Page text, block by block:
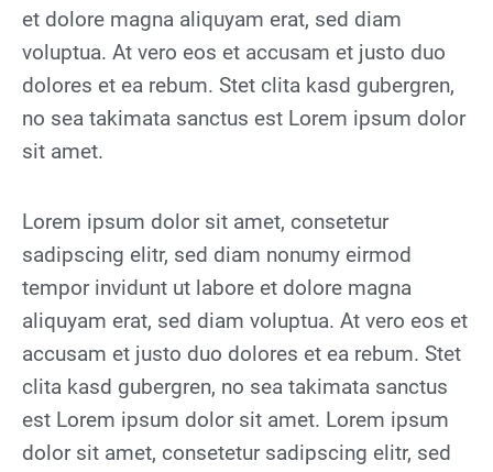
et dolore magna aliquyam erat, sed diam
voluptua. At vero eos et accusam et justo duo
dolores et ea rebum. Stet clita kasd gubergren,
no sea takimata sanctus est Lorem ipsum dolor
sit amet.
Lorem ipsum dolor sit amet, consetetur
sadipscing elitr, sed diam nonumy eirmod
tempor invidunt ut labore et dolore magna
aliquyam erat, sed diam voluptua. At vero eos et
accusam et justo duo dolores et ea rebum. Stet
clita kasd gubergren, no sea takimata sanctus
est Lorem ipsum dolor sit amet. Lorem ipsum
dolor sit amet, consetetur sadipscing elitr, sed